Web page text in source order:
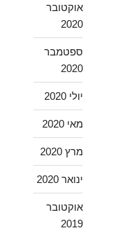
אוקטובר
2020
ספטמבר
2020
יולי 2020
מאי 2020
מרץ 2020
ינואר 2020
אוקטובר
2019